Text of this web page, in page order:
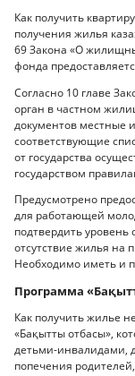
Как получить
получения жилья
69 Закона «О
фонда
Согласно 10 главе
орган в частном
документов местные
соответствующие
от государства
государством
Предусмотрено
для работающей
подтвердить уровень
отсутствие жилья на
Необходимо иметь и
Программа
Как получить жилье
«Бақытты отбасы»,
детьми-инвалидами,
попечения